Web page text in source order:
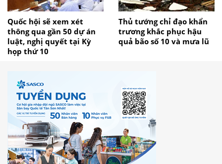
Quốc hội sẽ xem xét
thông qua gần 50 dự án
luật, nghị quyết tại Kỳ
họp thứ 10
Thủ tướng chỉ đạo khẩn
trương khắc phục hậu
quả bão số 10 và mưa lũ